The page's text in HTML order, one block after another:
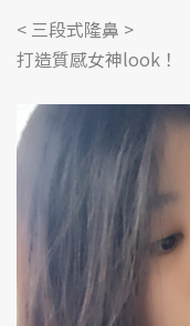
< 三段式隆鼻 >
打造質感女神look！